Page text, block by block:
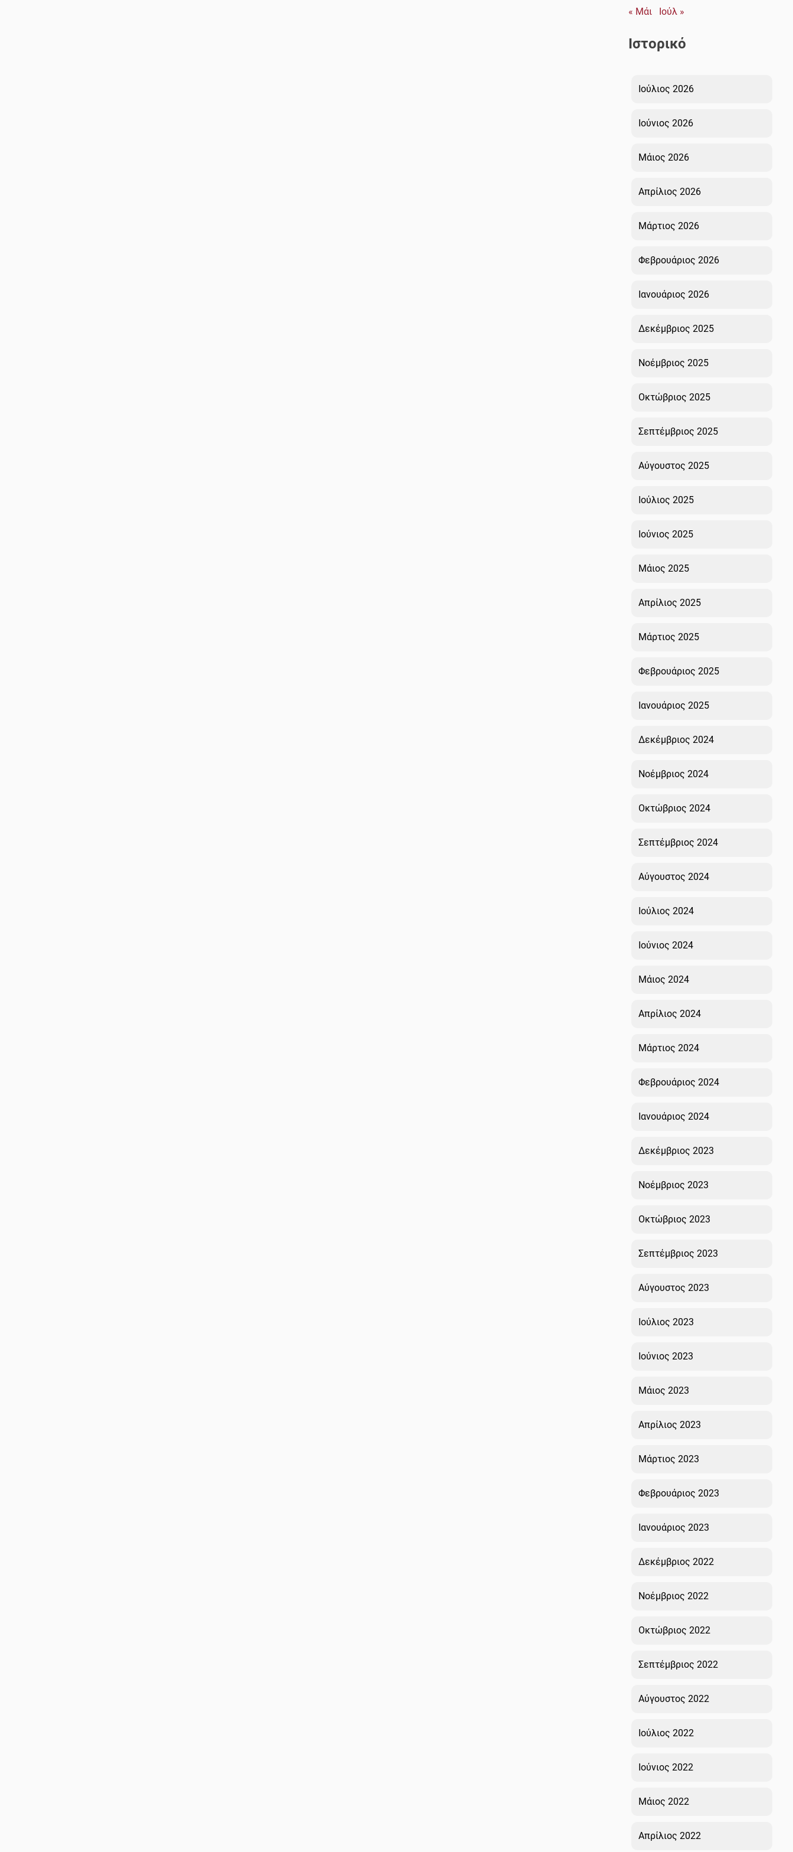
« Μάι
Ιούλ »
Ιστορικό
Ιούλιος 2026
Ιούνιος 2026
Μάιος 2026
Απρίλιος 2026
Μάρτιος 2026
Φεβρουάριος 2026
Ιανουάριος 2026
Δεκέμβριος 2025
Νοέμβριος 2025
Οκτώβριος 2025
Σεπτέμβριος 2025
Αύγουστος 2025
Ιούλιος 2025
Ιούνιος 2025
Μάιος 2025
Απρίλιος 2025
Μάρτιος 2025
Φεβρουάριος 2025
Ιανουάριος 2025
Δεκέμβριος 2024
Νοέμβριος 2024
Οκτώβριος 2024
Σεπτέμβριος 2024
Αύγουστος 2024
Ιούλιος 2024
Ιούνιος 2024
Μάιος 2024
Απρίλιος 2024
Μάρτιος 2024
Φεβρουάριος 2024
Ιανουάριος 2024
Δεκέμβριος 2023
Νοέμβριος 2023
Οκτώβριος 2023
Σεπτέμβριος 2023
Αύγουστος 2023
Ιούλιος 2023
Ιούνιος 2023
Μάιος 2023
Απρίλιος 2023
Μάρτιος 2023
Φεβρουάριος 2023
Ιανουάριος 2023
Δεκέμβριος 2022
Νοέμβριος 2022
Οκτώβριος 2022
Σεπτέμβριος 2022
Αύγουστος 2022
Ιούλιος 2022
Ιούνιος 2022
Μάιος 2022
Απρίλιος 2022